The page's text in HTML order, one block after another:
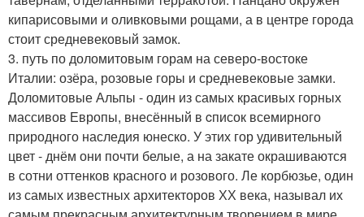
кипарисовыми и оливковыми рощами, а в центре города
стоит средневековый замок.
3. путь по доломитовым горам на северо-востоке
Италии: озёра, розовые горы и средневековые замки.
Доломитовые Альпы - один из самых красивых горных
массивов Европы, внесённый в cписок всемирного
природного наследия юнеско. У этих гор удивительный
цвет - днём они почти белые, а на закате окрашиваются
в сотни оттенков красного и розового. Ле корбюзье, один
из самых известных архитекторов ХХ века, называл их